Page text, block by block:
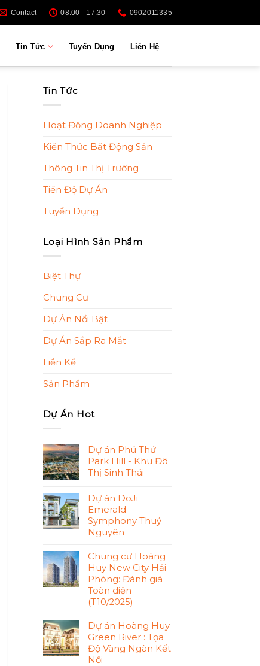
Contact 08:00 - 17:30 0902011335
Tin Tức Tuyển Dụng Liên Hệ
Tin Tức
Hoạt Động Doanh Nghiệp
Kiến Thức Bất Động Sản
Thông Tin Thị Trường
Tiến Độ Dự Án
Tuyển Dụng
Loại Hình Sản Phẩm
Biệt Thự
Chung Cư
Dự Án Nổi Bật
Dự Án Sắp Ra Mắt
Liền Kề
Sản Phẩm
Dự Án Hot
Dự án Phú Thứ
Park Hill - Khu Đô
Thị Sinh Thái
Dự án DoJi
Emerald
Symphony Thuỷ
Nguyên
Chung cư Hoàng
Huy New City Hải
Phòng: Đánh giá
Toàn diện
(T10/2025)
Dự án Hoàng Huy
Green River : Tọa
Độ Vàng Ngàn Kết
Nối